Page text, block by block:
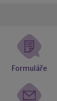
Formuláře